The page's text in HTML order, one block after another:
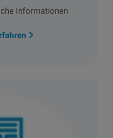
Informationen